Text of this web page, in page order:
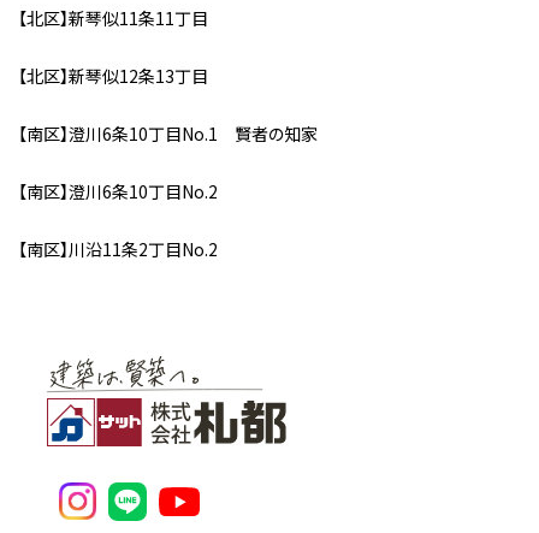
【北区】新琴似11条11丁目
【北区】新琴似12条13丁目
【南区】澄川6条10丁目No.1 賢者の知家
【南区】澄川6条10丁目No.2
【南区】川沿11条2丁目No.2